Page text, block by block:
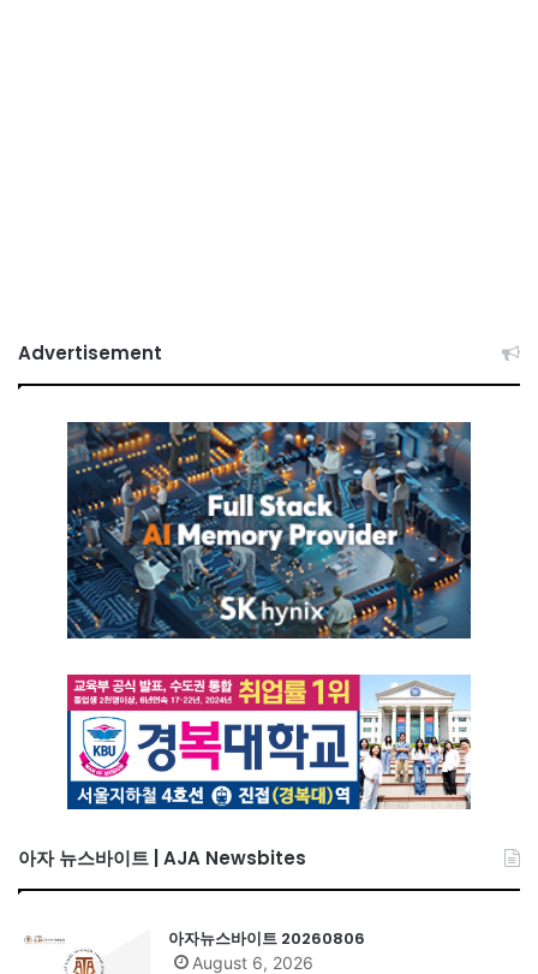
Advertisement
아자 뉴스바이트 | AJA Newsbites
아자뉴스바이트 20260806
August 6, 2026